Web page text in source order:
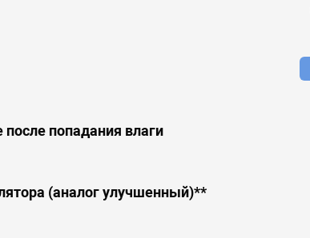
после попадания влаги
(аналог улучшенный)**